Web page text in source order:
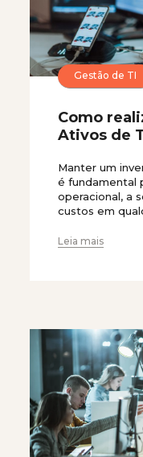
Gestão de TI
Como
Ativos de
Manter um
é fundamental
operacional, a
custos em
Leia mais